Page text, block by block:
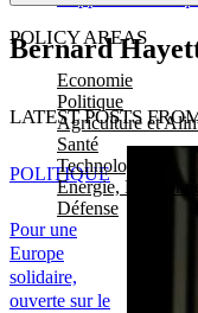
POLICY AREAS
Economie
Politique
Agriculture et
Santé
Technologies
Energie,
Défense
Bernard
LATEST POSTS
Pour une
Europe
solidaire,
ouverte sur le
POLITIQUE